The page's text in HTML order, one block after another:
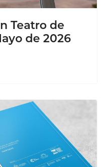
Teatro de
de 2026